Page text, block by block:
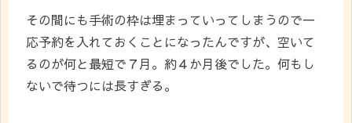
その間にも手術の枠は埋まっていってしまうので一
応予約を入れておくことになったんですが、空いて
るのが何と最短で７月。約４か月後でした。何もし
ないで待つには長すぎる。